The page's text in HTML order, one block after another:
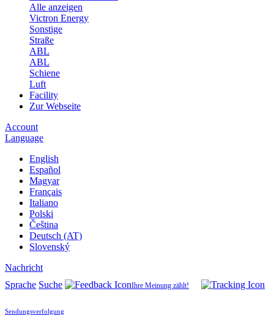
Alle anzeigen
Victron Energy
Sonstige
Straße
ABL
ABL
Schiene
Luft
Facility
Zur Webseite
Account
Language
English
Español
Magyar
Français
Italiano
Polski
Čeština
Deutsch (AT)
Slovenský
Nachricht
Sprache Suche Ihre Meinung zählt!
Sendungsverfolgung